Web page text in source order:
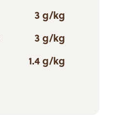
3 g/kg
3 g/kg
1.4 g/kg